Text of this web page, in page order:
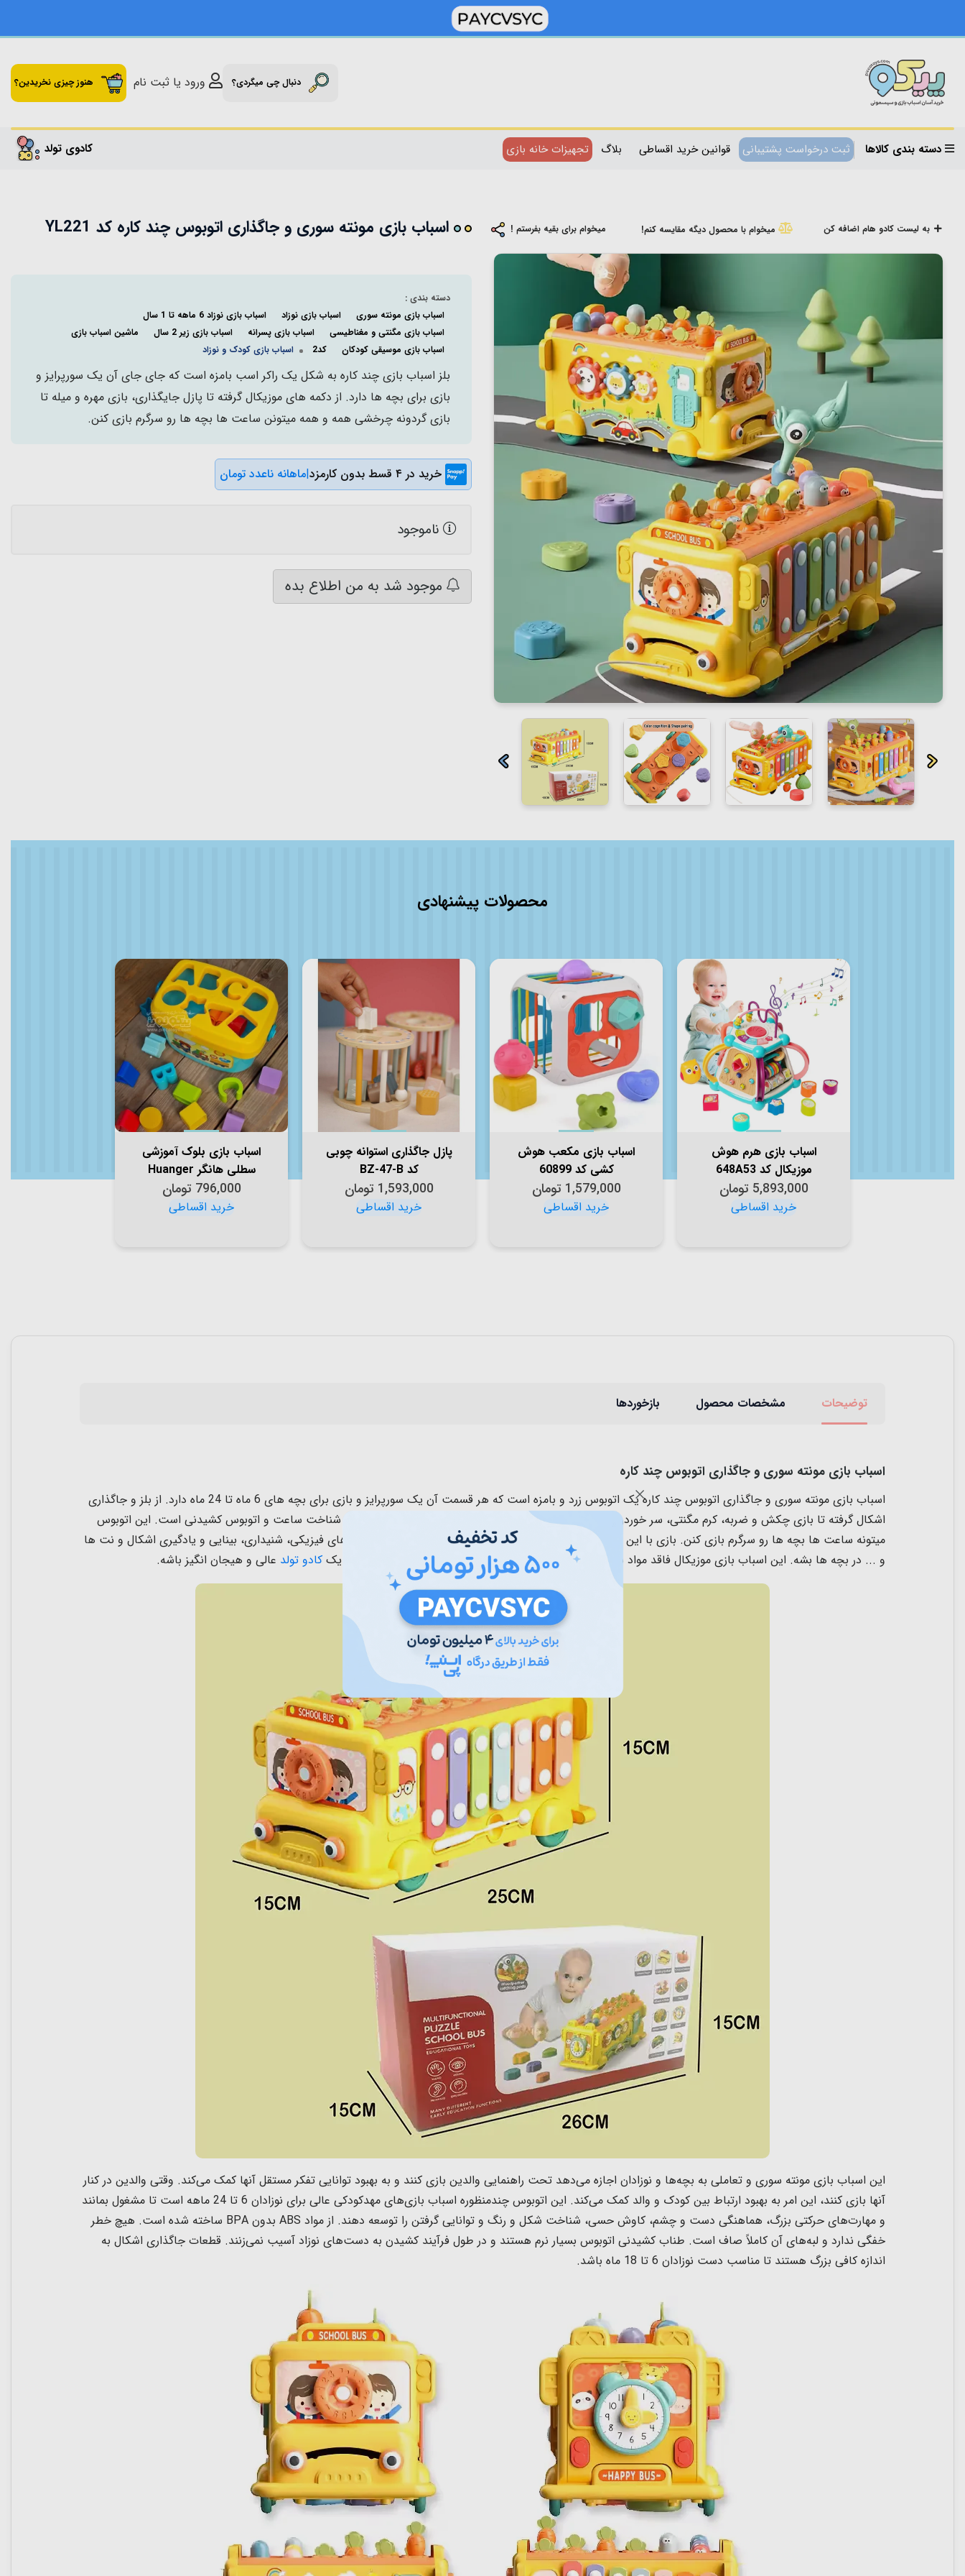
دنبال چی میگردی؟ ورود یا ثبت نام هنوز چیزی نخریدین؟
دسته بندی کالاها ثبت درخواست پشتیبانی قوانین خرید اقساطی بلاگ تجهیزات خانه بازی کادوی تولد
به لیست کادو هام اضافه کن میخوام با محصول دیگه مقایسه کنم! میخوام برای بقیه بفرستم ! اسباب بازی مونته سوری و جاگذاری اتوبوس چند کاره کد YL221
دسته بندی :
اسباب بازی مونته سوری
اسباب بازی نوزاد
اسباب بازی نوزاد 6 ماهه تا 1 سال
اسباب بازی مگنتی و مغناطیسی
اسباب بازی پسرانه اسباب بازی زیر 2 سال
ماشین اسباب بازی
اسباب بازی موسیقی کودکان
کد2 اسباب بازی کودک و نوزاد
بلز اسباب بازی چند کاره به شکل یک راکر اسب بامزه است که جای جای آن یک سورپرایز و
بازی برای بچه ها دارد. از دکمه های موزیکال گرفته تا پازل جایگذاری، بازی مهره و میله تا
بازی گردونه چرخشی همه و همه میتونن ساعت ها بچه ها رو سرگرم بازی کنن.
خرید در ۴ قسط بدون کارمزد |ماهانه ناعدد تومان
ناموجود
موجود شد به من اطلاع بده
محصولات پیشنهادی
اسباب بازی هرم هوش
موزیکال کد 648A53
5,893,000 تومان
اسباب بازی مکعب هوش
کشی کد 60899
1,579,000 تومان
پازل جاگذاری استوانه چوبی
کد BZ-47-B
1,593,000 تومان
اسباب بازی بلوک آموزشی
سطلی هانگر Huanger
مدل اشکال و حروف کد
HE0218
796,000 تومان
توضیحات مشخصات محصول بازخوردها
اسباب بازی مونته سوری و جاگذاری اتوبوس چند کاره
اسباب بازی مونته سوری و جاگذاری اتوبوس چند کاره یک اتوبوس زرد و بامزه است که هر قسمت آن یک سورپرایز و بازی برای بچه های 6 ماه تا 24 ماه دارد. از بلز و جاگذاری
اشکال گرفته تا بازی چکش و ضربه، کرم مگنتی، سر خوردن ماشین، باز کردن در، چرخ دنده، فرمان، سر خوردن مهره‌ها، شناخت ساعت و اتوبوس کشیدنی است. این اتوبوس
میتونه ساعت ها بچه ها رو سرگرم بازی کنن. بازی با این اسباب بازی تقویت هوش کودک میتونه باعث توسعه مهارت های فیزیکی، شنیداری، بینایی و یادگیری اشکال و نت ها
و ... در بچه ها بشه. این اسباب بازی موزیکال فاقد مواد سمی و لبه های تیز است و برای بچه های بالای 6 ماه میتونه یک
کادو تولد عالی و هیجان انگیز باشه.
این اسباب بازی مونته سوری و تعاملی به بچه‌ها و نوزادان اجازه می‌دهد تحت راهنمایی والدین بازی کنند و به بهبود توانایی تفکر مستقل آنها کمک می‌کند. وقتی والدین در کنار
آنها بازی کنند، این امر به بهبود ارتباط بین کودک و والد کمک می‌کند.
این اتوبوس چندمنظوره اسباب بازی‌های مهدکودکی عالی برای نوزادان 6 تا 24 ماهه است تا مشغول بمانند
و مهارت‌های حرکتی بزرگ، هماهنگی دست و چشم، کاوش حسی، شناخت شکل و رنگ و توانایی گرفتن را توسعه دهند. از مواد ABS بدون BPA ساخته شده است. هیچ خطر
خفگی ندارد و لبه‌های آن کاملاً صاف است. طناب کشیدنی اتوبوس بسیار نرم هستند و در طول فرآیند کشیدن به دست‌های نوزاد آسیب نمی‌زنند. قطعات جاگذاری اشکال به
اندازه کافی بزرگ هستند تا مناسب دست نوزادان 6 تا 18 ماه باشد.